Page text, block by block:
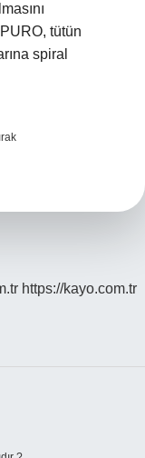
tütün
spiral
https://kayo.com.tr